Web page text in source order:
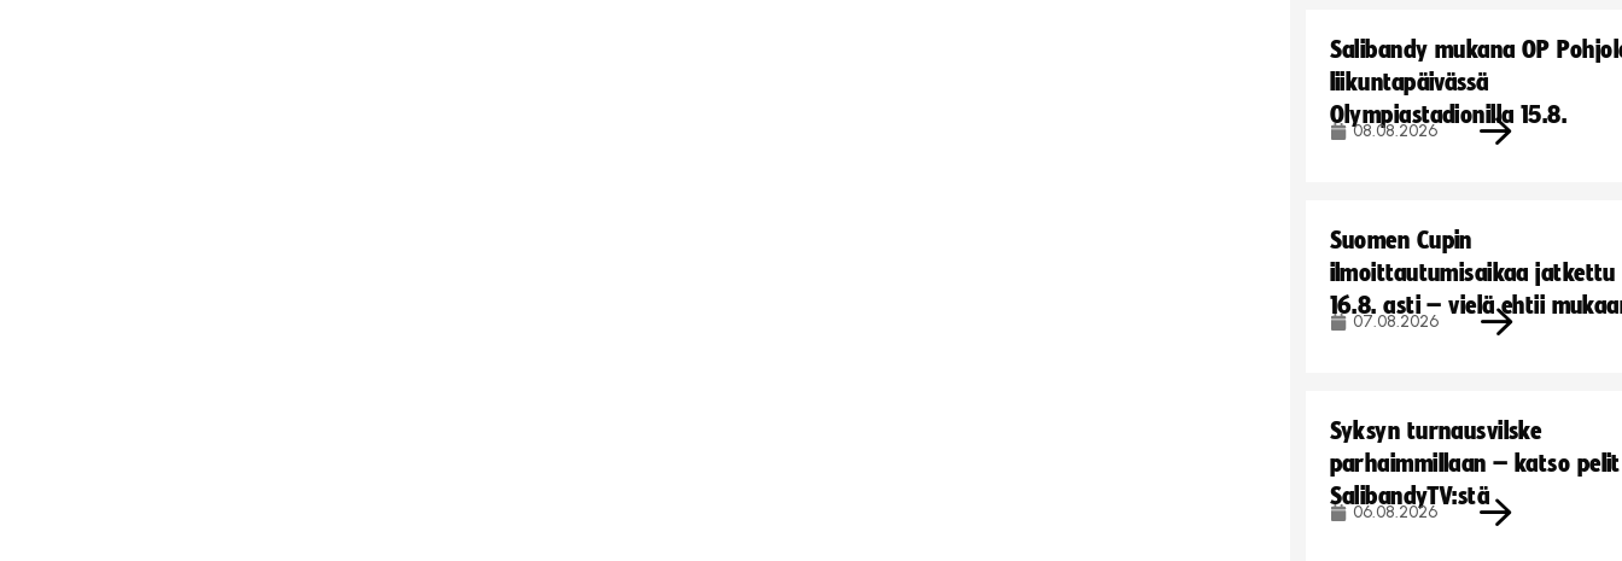
Salibandy mukana OP
liikuntapäivässä
Olympiastadionilla 15.8.
08.08.2026
Suomen Cupin
ilmoittautumisaikaa jatkettu
16.8. asti – vielä ehtii
07.08.2026
Syksyn turnausvilske
parhaimmillaan – katso pelit
SalibandyTV:stä
06.08.2026